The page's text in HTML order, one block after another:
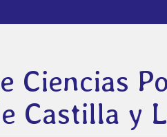
Ciencias
Castilla y